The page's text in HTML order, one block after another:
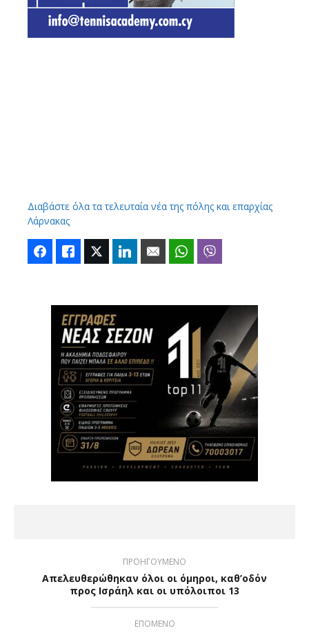
Διαβάστε όλα τα τελευταία νέα της πόλης και επαρχίας
Λάρνακας
FacebookLike Twitter LinkedIn Email WhatsApp
ΠΡΟΗΓΟΥΜΕΝΟ
Απελευθερώθηκαν όλοι οι όμηροι, καθ’οδόν
προς Ισράηλ και οι υπόλοιποι 13
ΕΠΟΜΕΝΟ